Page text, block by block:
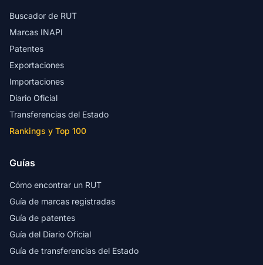
Buscador de RUT
Marcas INAPI
Patentes
Exportaciones
Importaciones
Diario Oficial
Transferencias del Estado
Rankings y Top 100
Guías
Cómo encontrar un RUT
Guía de marcas registradas
Guía de patentes
Guía del Diario Oficial
Guía de transferencias del Estado